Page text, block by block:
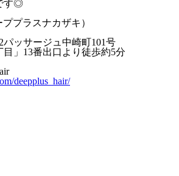
す◎
ププラスナカザキ）
2パッサージュ中崎町101号
」 13番出口より徒歩約5分
deepplus_hair/